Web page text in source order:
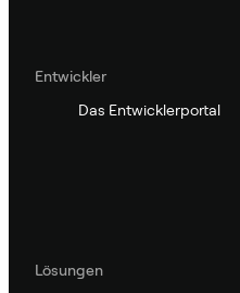
Entwickler
Das Entwicklerportal
Lösungen